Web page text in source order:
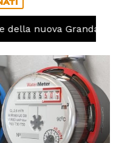
nuova Granda Volley